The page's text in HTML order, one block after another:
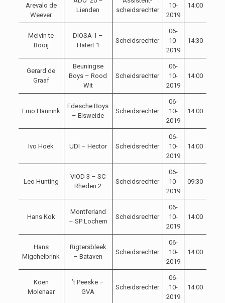
Arevalo de
Weever
Lienden
scheidsrechter
10-
2019
14:00
Melvin te
Booij
DIOSA 1 –
Hatert 1
Scheidsrechter
06-
10-
2019
14:30
Gerard de
Graaf
Beuningse
Boys – Rood
Wit
Scheidsrechter
06-
10-
2019
14:00
Erno Hannink
Edesche Boys
– Elsweide
Scheidsrechter
06-
10-
2019
14:00
Ivo Hoek UDI – Hector Scheidsrechter
06-
10-
2019
14:00
Leo Hunting
VIOD 3 – SC
Rheden 2
Scheidsrechter
06-
10-
2019
09:30
Hans Kok
Montferland
– SP Lochem
Scheidsrechter
06-
10-
2019
14:00
Hans
Migchelbrink
Rigtersbleek
– Bataven
Scheidsrechter
06-
10-
2019
14:00
Koen
Molenaar
’t Peeske –
GVA
Scheidsrechter
06-
10-
2019
14:00